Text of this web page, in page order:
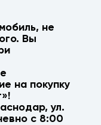
не
Вы
на покупку
,ул.
с 8:00